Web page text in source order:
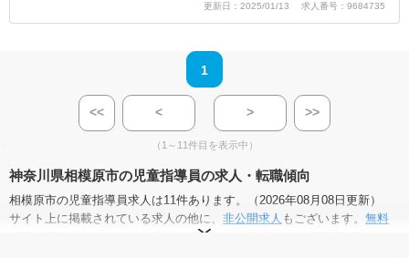
更新日：2025/01/13 求人番号：9684735
1
<< < > >>
（1～11件目を表示中）
神奈川県相模原市の児童指導員の求人・転職傾向
相模原市の児童指導員求人は11件あります。（2026年08月08日更新）
サイト上に掲載されている求人の他に、 非公開求人 もございます。 無料
にお申し込みいただくと、全求人からご希望条件に合